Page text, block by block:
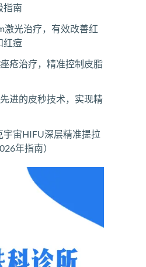
指南
激光治疗，有效改善红
红痘
疮治疗，精准控制皮脂
进的皮秒技术，实现精
宙HIFU深层精准提拉
年指南）